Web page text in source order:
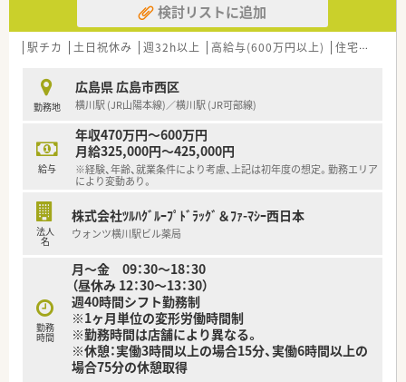
※繁忙期等は科目によって残業が発生してしまう可能性はご
ざいます。
■調剤の経験を積みつつ、OTCも学べる環境に身を置きたい方
■患者様に丁寧に投薬、服薬指導を行いたい方
等々…
少しでも気になった方はお問い合わせくださいませ
機械化を進める事により、効率よいお仕事が可能となります。
＜業務内容＞
ドラッグストア併設店という事もあり、
お買い物に来た方が処方箋を持ってくる事もありますので、
広域からの処方箋にも対応しています。
■1日の処方箋枚数は40枚程度で、
薬剤師2名体制となっています。
■ドラッグストア併設店舗ですが、
調剤薬局業務専任でご勤務頂きます。
＜研修制度＞
■充実した研修フォロー体制も好評です。
e-ラーニングの補助制度もあり資格取得に関しても
＜法人特徴＞
■ツルハグループとして中国地方で業界最大規模の
ドラッグストア・調剤薬局を運営する企業です。
ドラッグストアとして売上・利益・店舗数共に業界トップクラ
スです。
■年間で10店舗以上の新規出店を継続しており、
検討リストに追加
駅チカ 土日祝休み 週32h以上 高給与(600万円以上) 住宅補助(手当)あり
勤務地
広島県 広島市西区
横川駅 (JR山陽本線)／横川駅 (JR可部線)
給与
年収470万円～600万円
月給325,000円～425,000円
※経験、年齢、就業条件により考慮、上記は初年度の想定。勤務エリア
により変動あり。
法人
名
株式会社ﾂﾙﾊｸﾞﾙｰﾌﾟﾄﾞﾗｯｸﾞ＆ﾌｧ-ﾏｼｰ西日本
ウォンツ横川駅ビル薬局
勤務
時間
月～金 09：30～18：30
（昼休み 12：30～13：30）
週40時間シフト勤務制
※1ヶ月単位の変形労働時間制
※勤務時間は店舗により異なる。
※休憩：実働3時間以上の場合15分、実働6時間以上の
場合75分の休憩取得